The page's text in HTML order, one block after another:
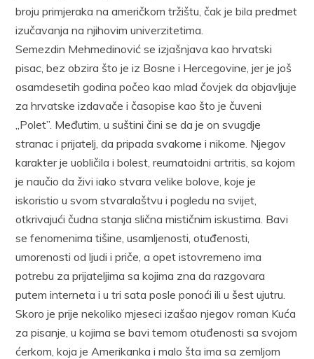
broju primjeraka na američkom tržištu, čak je bila predmet
izučavanja na njihovim univerzitetima.
Semezdin Mehmedinović se izjašnjava kao hrvatski
pisac, bez obzira što je iz Bosne i Hercegovine, jer je još
osamdesetih godina počeo kao mlad čovjek da objavljuje
za hrvatske izdavače i časopise kao što je čuveni
,,Polet”. Međutim, u suštini čini se da je on svugdje
stranac i prijatelj, da pripada svakome i nikome. Njegov
karakter je uobličila i bolest, reumatoidni artritis, sa kojom
je naučio da živi iako stvara velike bolove, koje je
iskoristio u svom stvaralaštvu i pogledu na svijet,
otkrivajući čudna stanja slična mističnim iskustima. Bavi
se fenomenima tišine, usamljenosti, otuđenosti,
umorenosti od ljudi i priče, a opet istovremeno ima
potrebu za prijateljima sa kojima zna da razgovara
putem interneta i u tri sata posle ponoći ili u šest ujutru.
Skoro je prije nekoliko mjeseci izašao njegov roman Kuća
za pisanje, u kojima se bavi temom otuđenosti sa svojom
ćerkom, koja je Amerikanka i malo šta ima sa zemljom